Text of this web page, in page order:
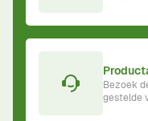
Bezoek
gestelde